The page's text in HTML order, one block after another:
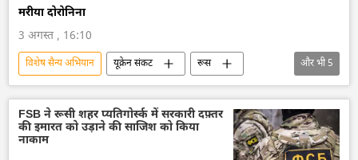
मरीया दोरोनिना
3 अगस्त , 16:10
विशेष सैन्य अभियान यूक्रेन संकट
रूस
यूक्रेन
रूसी सेना
राष्ट्रीय सुरक्षा
वायु रक्षा
यूक्रेन सशस्त्र बल
और भी5
FSB ने रूसी शहर प्यतिगोर्स्क में सरकारी दफ़्तर
की इमारत को उड़ाने की साजिश को किया
नाकाम